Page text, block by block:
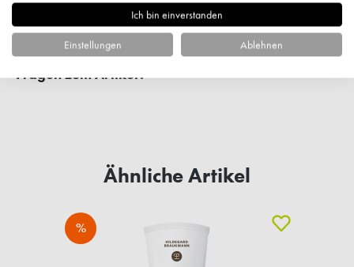
Fragen zum Artikel?
Ähnliche Artikel
%
Ich bin einverstanden
Einstellungen Ablehnen